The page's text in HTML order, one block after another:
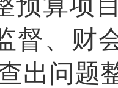
督、财
出问题